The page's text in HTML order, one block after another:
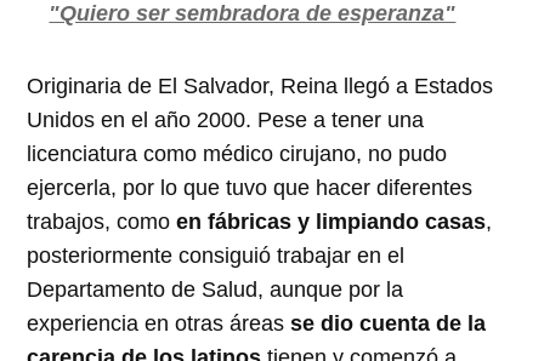
"Quiero ser sembradora de esperanza"
Originaria de El Salvador, Reina llegó a Estados
Unidos en el año 2000. Pese a tener una
licenciatura como médico cirujano, no pudo
ejercerla, por lo que tuvo que hacer diferentes
trabajos, comoen fábricas y limpiando casas,
posteriormente consiguió trabajar en el
Departamento de Salud, aunque por la
experiencia en otras áreasse dio cuenta de la